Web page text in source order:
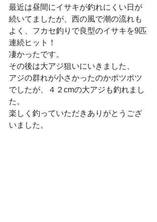
最近は昼間にイサキが釣れにくい日が
続いてましたが、西の風で潮の流れも
よく、フカセ釣りで良型のイサキを9匹
連続ヒット！
凄かったです。
その後は大アジ狙いにいきました、
アジの群れが小さかったのかポツポツ
でしたが、４２cmの大アジも釣れまし
た。
楽しく釣っていただきありがとうござ
いました。